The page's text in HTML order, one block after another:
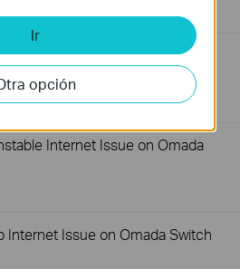
Slow Network Speed When
Switch?
Internet Issue on Omada
Internet Issue on Omada Switch
Ir
opción